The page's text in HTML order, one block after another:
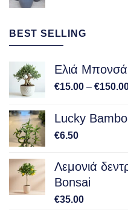
BEST SELLING
Ελιά
€15.00 – €
Lucky
€6.50
Λεμονιά
Bonsai
€35.00